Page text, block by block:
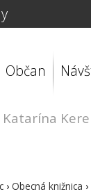
Občan
Katarína
› Obecná knižnica ›